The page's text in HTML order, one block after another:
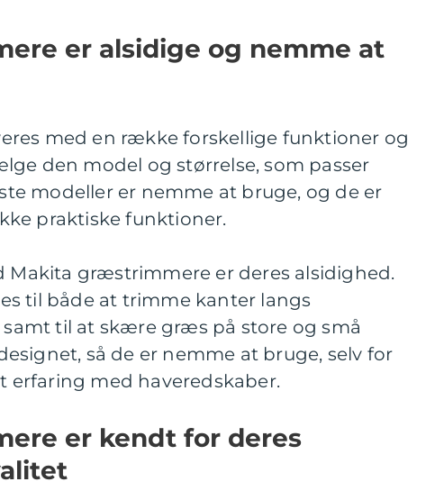
er alsidige og nemme at
med en række forskellige funktioner og
den model og størrelse, som passer
modeller er nemme at bruge, og de er
praktiske funktioner.
Makita græstrimmere er deres alsidighed.
til både at trimme kanter langs
til at skære græs på store og små
så de er nemme at bruge, selv for
med haveredskaber.
er kendt for deres